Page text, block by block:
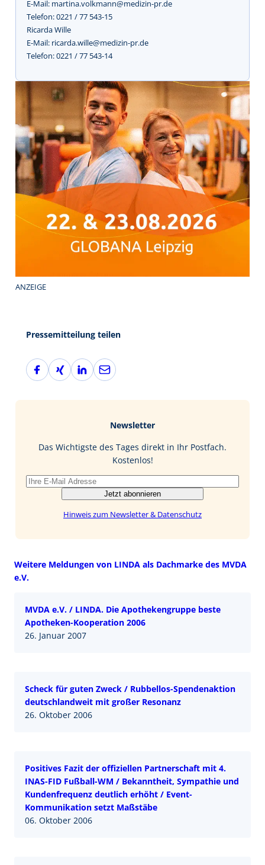
E-Mail: martina.volkmann@medizin-pr.de
Telefon: 0221 / 77 543-15
Ricarda Wille
E-Mail: ricarda.wille@medizin-pr.de
Telefon: 0221 / 77 543-14
ANZEIGE
Pressemitteilung teilen
F
a
X
i
L
i
I
E
-
Newsletter
Das Wichtigste des Tages direkt in Ihr Postfach.
Kostenlos!
Jetzt abonnieren
Hinweis zum Newsletter & Datenschutz
Weitere Meldungen von LINDA als Dachmarke des MVDA
e.V.
MVDA e.V. / LINDA. Die Apothekengruppe beste
Apotheken-Kooperation 2006
26. Januar 2007
Scheck für guten Zweck / Rubbellos-Spendenaktion
deutschlandweit mit großer Resonanz
26. Oktober 2006
Positives Fazit der offiziellen Partnerschaft mit 4.
INAS-FID Fußball-WM / Bekanntheit, Sympathie und
Kundenfrequenz deutlich erhöht / Event-
Kommunikation setzt Maßstäbe
06. Oktober 2006